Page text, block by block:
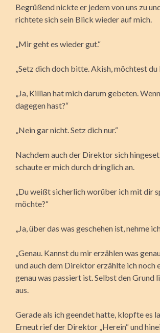
Begrüßend nickte er jedem von uns zu
richtete sich sein Blick wieder auf mich.
„Mir geht es wieder gut.“
„Setz dich doch bitte. Akish, möchtest du
„Ja, Killian hat mich darum gebeten.
dagegen hast?“
„Nein gar nicht. Setz dich nur.“
Nachdem auch der Direktor sich
schaute er mich durch dringlich an.
„Du weißt sicherlich worüber ich mit dir
möchte?“
„Ja, über das was geschehen ist, nehme
„Genau. Kannst du mir erzählen was
und auch dem Direktor erzählte ich noch
genau was passiert ist. Selbst den Grund
aus.
Gerade als ich geendet hatte, klopfte es
Erneut rief der Direktor „Herein“ und